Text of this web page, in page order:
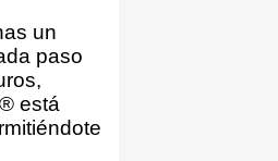
un
paso
está